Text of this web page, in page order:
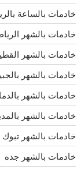
خادمات بالساعة
خادمات بالشهر
خادمات بالشهر
خادمات بالشهر
خادمات بالشهر
خادمات بالشهر
خادمات بالشهر تبوك
خادمات بالشهر جده